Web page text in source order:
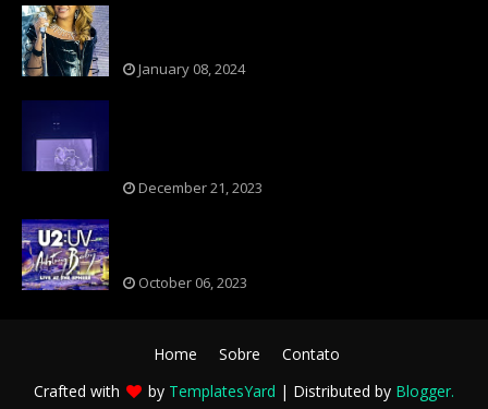
January 08, 2024
December 21, 2023
October 06, 2023
Home Sobre
Contato
Crafted with
by TemplatesYard | Distributed by Blogger.